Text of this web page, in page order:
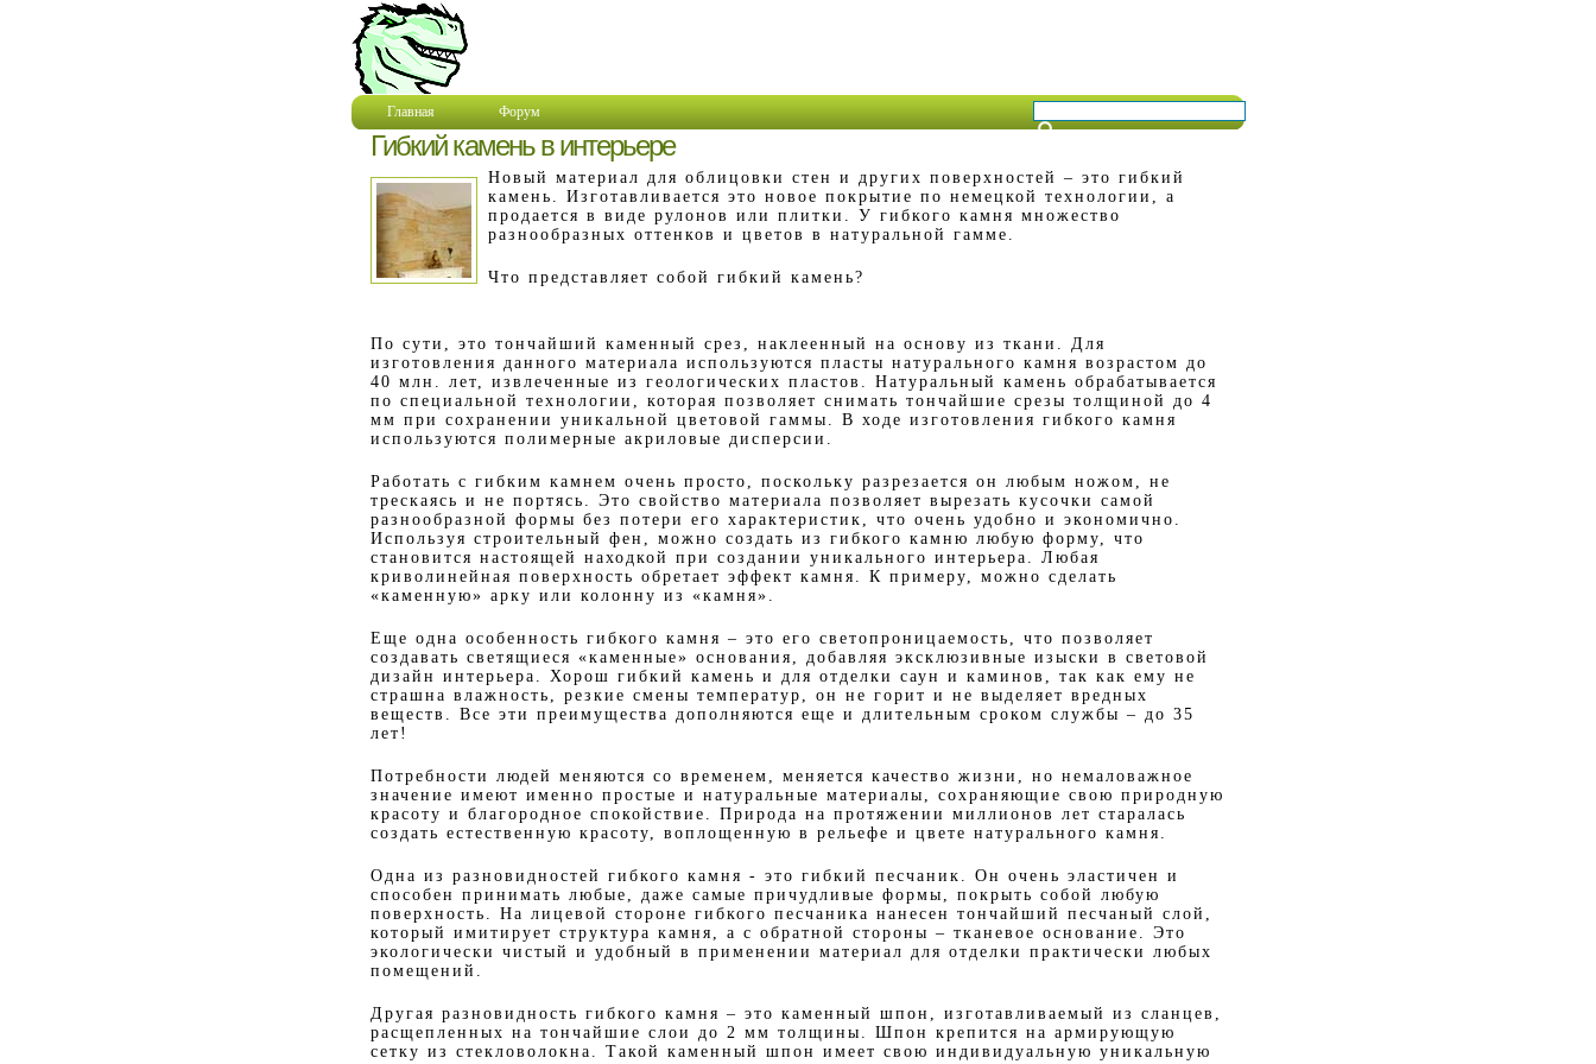
Главная Форум
Гибкий камень в интерьере
Новый материал для облицовки стен и других поверхностей – это гибкий
камень. Изготавливается это новое покрытие по немецкой технологии, а
продается в виде рулонов или плитки. У гибкого камня множество
разнообразных оттенков и цветов в натуральной гамме.
Что представляет собой гибкий камень?
По сути, это тончайший каменный срез, наклеенный на основу из ткани. Для
изготовления данного материала используются пласты натурального камня возрастом до
40 млн. лет, извлеченные из геологических пластов. Натуральный камень обрабатывается
по специальной технологии, которая позволяет снимать тончайшие срезы толщиной до 4
мм при сохранении уникальной цветовой гаммы. В ходе изготовления гибкого камня
используются полимерные акриловые дисперсии.
Работать с гибким камнем очень просто, поскольку разрезается он любым ножом, не
трескаясь и не портясь. Это свойство материала позволяет вырезать кусочки самой
разнообразной формы без потери его характеристик, что очень удобно и экономично.
Используя строительный фен, можно создать из гибкого камню любую форму, что
становится настоящей находкой при создании уникального интерьера. Любая
криволинейная поверхность обретает эффект камня. К примеру, можно сделать
«каменную» арку или колонну из «камня».
Еще одна особенность гибкого камня – это его светопроницаемость, что позволяет
создавать светящиеся «каменные» основания, добавляя эксклюзивные изыски в световой
дизайн интерьера. Хорош гибкий камень и для отделки саун и каминов, так как ему не
страшна влажность, резкие смены температур, он не горит и не выделяет вредных
веществ. Все эти преимущества дополняются еще и длительным сроком службы – до 35
лет!
Потребности людей меняются со временем, меняется качество жизни, но немаловажное
значение имеют именно простые и натуральные материалы, сохраняющие свою природную
красоту и благородное спокойствие. Природа на протяжении миллионов лет старалась
создать естественную красоту, воплощенную в рельефе и цвете натурального камня.
Одна из разновидностей гибкого камня - это гибкий песчаник. Он очень эластичен и
способен принимать любые, даже самые причудливые формы, покрыть собой любую
поверхность. На лицевой стороне гибкого песчаника нанесен тончайший песчаный слой,
который имитирует структура камня, а с обратной стороны – тканевое основание. Это
экологически чистый и удобный в применении материал для отделки практически любых
помещений.
Другая разновидность гибкого камня – это каменный шпон, изготавливаемый из сланцев,
расщепленных на тончайшие слои до 2 мм толщины. Шпон крепится на армирующую
сетку из стекловолокна. Такой каменный шпон имеет свою индивидуальную уникальную